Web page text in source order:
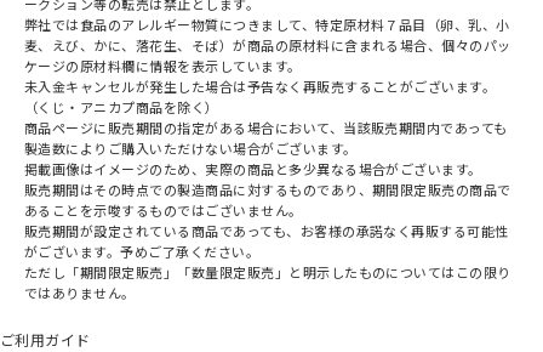
弊社では食品のアレルギー物質につきまして、特定原材料７品目（卵、乳、小
麦、えび、かに、落花生、そば）が商品の原材料に含まれる場合、個々のパッ
ケージの原材料欄に情報を表示しています。
未入金キャンセルが発生した場合は予告なく再販売することがございます。
（くじ・アニカプ商品を除く）
商品ページに販売期間の指定がある場合において、当該販売期間内であっても
製造数によりご購入いただけない場合がございます。
掲載画像はイメージのため、実際の商品と多少異なる場合がございます。
販売期間はその時点での製造商品に対するものであり、期間限定販売の商品で
あることを示唆するものではございません。
販売期間が設定されている商品であっても、お客様の承諾なく再販する可能性
がございます。予めご了承ください。
ただし「期間限定販売」「数量限定販売」と明示したものについてはこの限り
ではありません。
ご利用ガイド